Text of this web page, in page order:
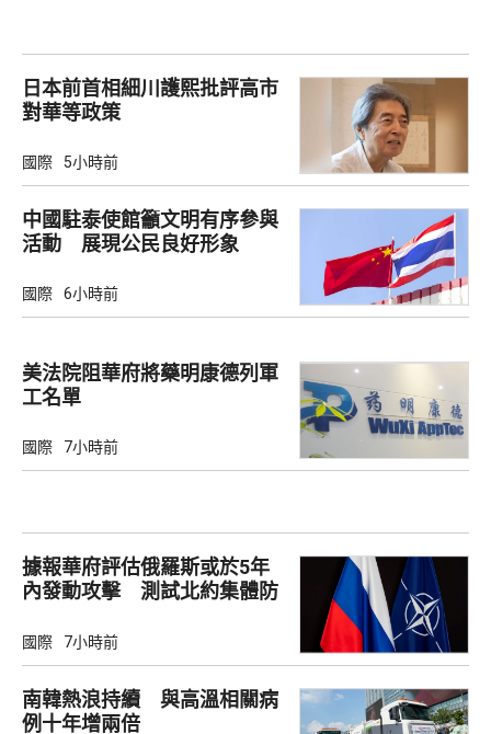
日本前首相細川護熙批評高市
對華等政策
國際 5小時前
中國駐泰使館籲文明有序參與
活動 展現公民良好形象
國際 6小時前
美法院阻華府將藥明康德列軍
工名單
國際 7小時前
據報華府評估俄羅斯或於5年
內發動攻擊 測試北約集體防
國際 7小時前
南韓熱浪持續 與高溫相關病
例十年增兩倍